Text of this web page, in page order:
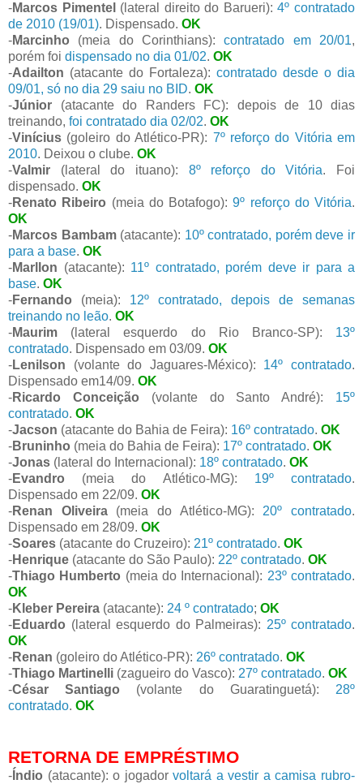
-Marcos Pimentel (lateral direito do Barueri):4º contratado
de 2010 (19/01). Dispensado. OK
-Marcinho (meia do Corinthians):contratado em 20/01,
porém foi dispensado no dia 01/02. OK
-Adailton (atacante do Fortaleza): contratado desde o dia
09/01, só no dia 29 saiu no BID. OK
-Júnior (atacante do Randers FC): depois de 10 dias
treinando, foi contratado dia 02/02. OK
-Vinícius (goleiro do Atlético-PR): 7º reforço do Vitória em
2010. Deixou o clube. OK
-Valmir (lateral do ituano): 8º reforço do Vitória. Foi
dispensado. OK
-Renato Ribeiro (meia do Botafogo):9º reforço do Vitória.
OK
-Marcos Bambam(atacante): 10º contratado, porém deve ir
para a base. OK
-Marllon (atacante): 11º contratado, porém deve ir para a
base. OK
-Fernando (meia): 12º contratado, depois de semanas
treinando no leão. OK
-Maurim (lateral esquerdo do Rio Branco-SP): 13º
contratado. Dispensado em 03/09. OK
-Lenilson (volante do Jaguares-México): 14º contratado.
Dispensado em14/09. OK
-Ricardo Conceição (volante do Santo André): 15º
contratado. OK
-Jacson (atacante do Bahia de Feira): 16º contratado. OK
-Bruninho (meia do Bahia de Feira): 17º contratado. OK
-Jonas (lateral do Internacional): 18º contratado. OK
-Evandro (meia do Atlético-MG): 19º contratado.
Dispensado em 22/09. OK
-Renan Oliveira(meia do Atlético-MG): 20º contratado.
Dispensado em 28/09. OK
-Soares (atacante do Cruzeiro): 21º contratado. OK
-Henrique (atacante do São Paulo): 22º contratado. OK
-Thiago Humberto (meia do Internacional): 23º contratado.
OK
-Kleber Pereira (atacante): 24 º contratado; OK
-Eduardo (lateral esquerdo do Palmeiras): 25º contratado.
OK
-Renan (goleiro do Atlético-PR): 26º contratado. OK
-Thiago Martinelli (zagueiro do Vasco): 27º contratado. OK
-César Santiago (volante do Guaratinguetá): 28º
contratado. OK
RETORNA DE EMPRÉSTIMO
- Índio (atacante): o jogadorvoltará a vestir a camisa rubro-